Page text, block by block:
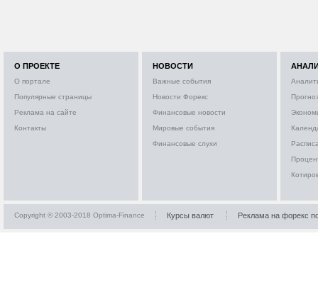
О ПРОЕКТЕ
О портале
Популярные страницы
Реклама на сайте
Контакты
НОВОСТИ
Важные события
Новости Форекс
Финансовые новости
Мировые события
Финансовые слухи
Copyright © 2003-2018 Optima-Finance Курсы валют Реклама на форекс